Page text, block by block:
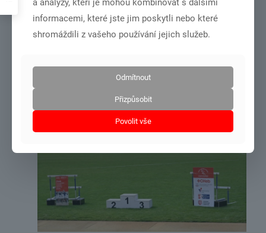
DSC01001
a analýzy, kteří je mohou kombinovat s dalšími
informacemi, které jste jim poskytli nebo které
shromáždili z vašeho používání jejich služeb.
Odmítnout
Přizpůsobit
Povolit vše